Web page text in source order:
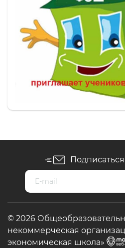
© 2026
некоммерческая
экономическая школа»